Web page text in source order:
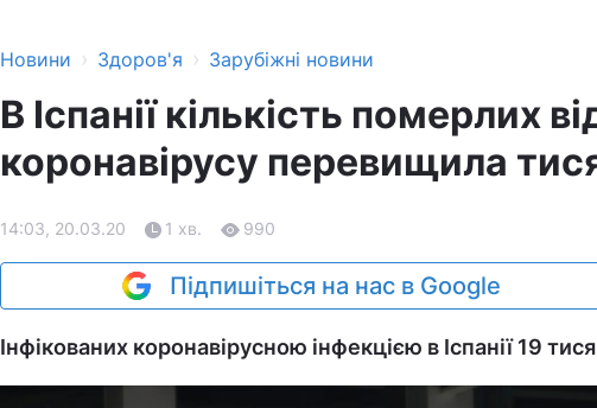
Новини › Здоров'я › Зарубіжні новини
В Іспанії кількість померлих
коронавірусу перевищила
14:03, 20.03.20 1 хв. 990
Підпишіться на нас в Google
Інфікованих коронавірусною інфекцією в Іспанії 19